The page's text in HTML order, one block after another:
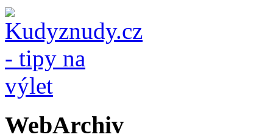
WebArchiv